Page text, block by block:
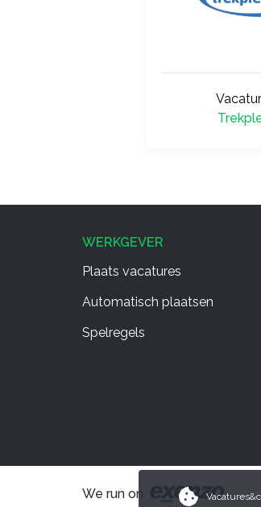
WERKGEVER
Plaats vacatures
Automatisch plaatsen
Spelregels
We run on